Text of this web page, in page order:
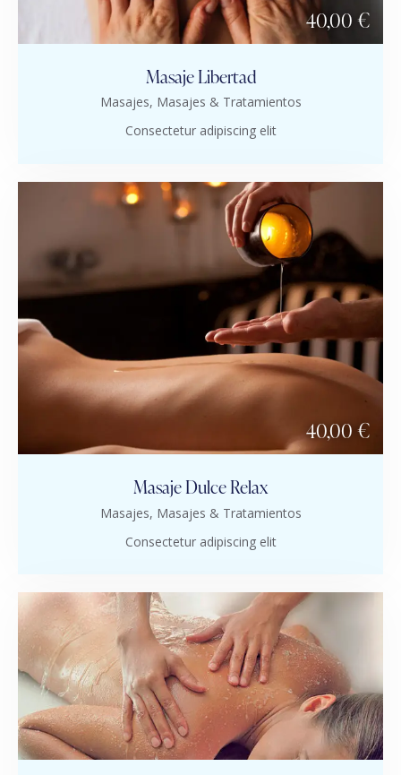
40,00 €
Masaje Libertad
Masajes, Masajes & Tratamientos
Consectetur adipiscing elit
40,00 €
Masaje Dulce Relax
Masajes, Masajes & Tratamientos
Consectetur adipiscing elit